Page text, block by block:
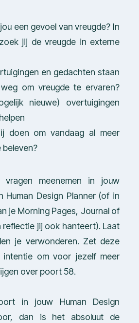
een gevoel van vreugde? In
jij de vreugde in externe
en gedachten staan
om vreugde te ervaren?
nieuwe) overtuigingen
doen om vandaag al meer
beleven?
meenemen in jouw
Human Design Planner (of in
je Morning Pages, Journal of
reflectie jij ook hanteert). Laat
je verwonderen. Zet deze
om voor jezelf meer
over poort 58.
in jouw Human Design
dan is het absoluut de